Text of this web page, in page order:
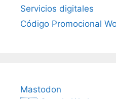
Servicios digitales
Código Promocional
Mastodon